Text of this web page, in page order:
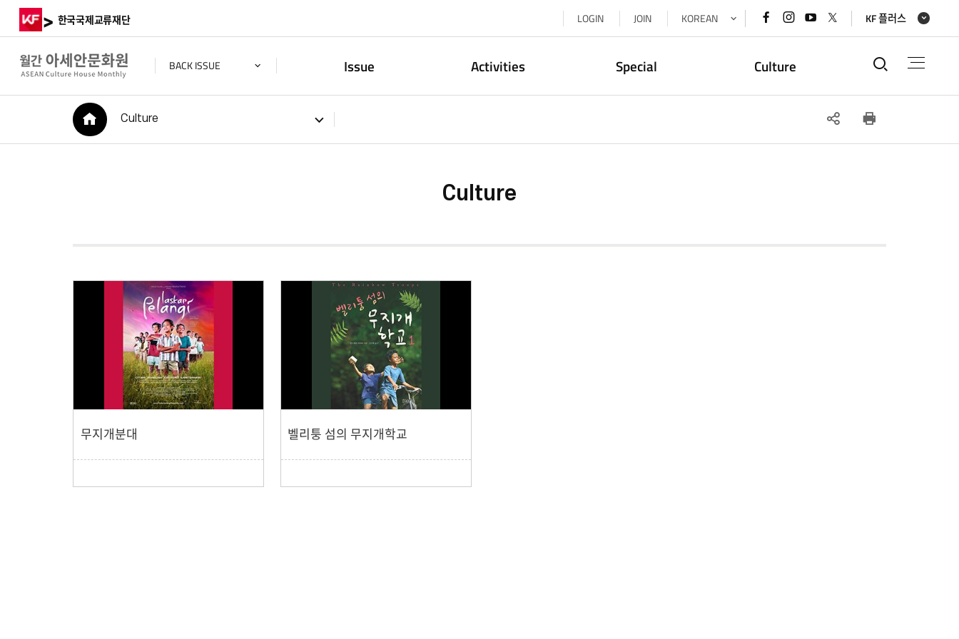
> 한국국제교류재단
BACK ISSUE
LOGIN JOIN KOREAN 페이스북
바로가기
인스타그램
바로가기
유튜브
바로가기
x(트위터)
바로가기
KF 플러스
Issue Activities Special Culture 통합검
HOME
Culture SNS
Culture
무지개분대 벨리퉁 섬의 무지개학교